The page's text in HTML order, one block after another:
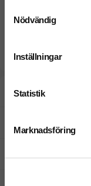
Nödvändig
Inställningar
Statistik
Marknadsföring
Designskiss inom